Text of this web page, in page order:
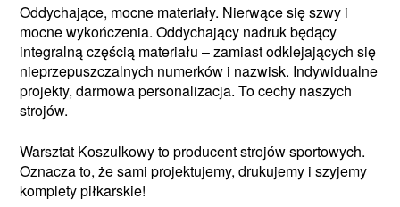
Oddychające, mocne materiały. Nierwące się szwy i
mocne wykończenia. Oddychający nadruk będący
integralną częścią materiału – zamiast odklejających się
nieprzepuszczalnych numerków i nazwisk. Indywidualne
projekty, darmowa personalizacja. To cechy naszych
strojów.
Warsztat Koszulkowy to producent strojów sportowych.
Oznacza to, że sami projektujemy, drukujemy i szyjemy
komplety piłkarskie!